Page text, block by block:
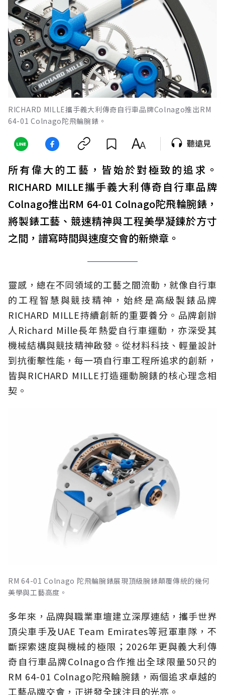
RICHARD MILLE攜手義大利傳奇自行車品牌Colnago推出RM
64-01 Colnago陀飛輪腕錶。
聽遠見
所有偉大的工藝，皆始於對極致的追求。
RICHARD MILLE攜手義大利傳奇自行車品牌
Colnago推出RM 64-01 Colnago陀飛輪腕錶，
將製錶工藝、競速精神與工程美學凝鍊於方寸
之間，譜寫時間與速度交會的新樂章。
靈感，總在不同領域的工藝之間流動，就像自行車
的工程智慧與競技精神，始終是高級製錶品牌
RICHARD MILLE持續創新的重要養分。品牌創辦
人Richard Mille長年熱愛自行車運動，亦深受其
機械結構與競技精神啟發。從材料科技、輕量設計
到抗衝擊性能，每一項自行車工程所追求的創新，
皆與RICHARD MILLE打造運動腕錶的核心理念相
契。
RM 64-01 Colnago 陀飛輪腕錶展現頂級腕錶顛覆傳統的幾何
美學與工藝高度。
多年來，品牌與職業車壇建立深厚連結，攜手世界
頂尖車手及UAE Team Emirates等冠軍車隊，不
斷探索速度與機械的極限；2026年更與義大利傳
奇自行車品牌Colnago合作推出全球限量50只的
RM 64-01 Colnago陀飛輪腕錶，兩個追求卓越的
工藝品牌交會，正迸發全球注目的光亮。